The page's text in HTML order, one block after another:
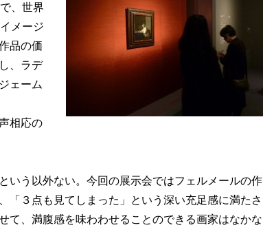
、世界
メージ
品の価
、ラデ
ェーム
相応の
う以外ない。今回の展示会ではフェルメールの作
「３点も見てしまった」という深い充足感に満たさ
て、満腹感を味わわせることのできる画家はなかな